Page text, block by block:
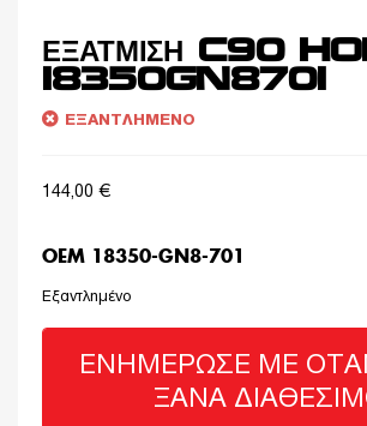
ΕΞΑΤΜΙΣΗ C90
18350GN8701
ΕΞΑΝΤΛΗΜΈΝΟ
144,00 €
OEM 18350-GN8-701
Εξαντλημένο
ΕΝΗΜΈΡΩΣΈ ΜΕ ΌΤΑΝ
ΞΑΝΆ